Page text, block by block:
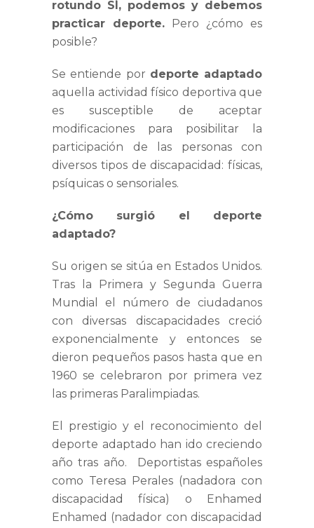
rotundo SÍ, podemos y debemos
practicar deporte. Pero ¿cómo es
posible?
Se entiende por deporte adaptado
aquella actividad físico deportiva que
es susceptible de aceptar
modificaciones para posibilitar la
participación de las personas con
diversos tipos de discapacidad: físicas,
psíquicas o sensoriales.
¿Cómo surgió el deporte
adaptado?
Su origen se sitúa en Estados Unidos.
Tras la Primera y Segunda Guerra
Mundial el número de ciudadanos
con diversas discapacidades creció
exponencialmente y entonces se
dieron pequeños pasos hasta que en
1960 se celebraron por primera vez
las primeras Paralimpiadas.
El prestigio y el reconocimiento del
deporte adaptado han ido creciendo
año tras año. Deportistas españoles
como Teresa Perales (nadadora con
discapacidad física) o Enhamed
Enhamed (nadador con discapacidad